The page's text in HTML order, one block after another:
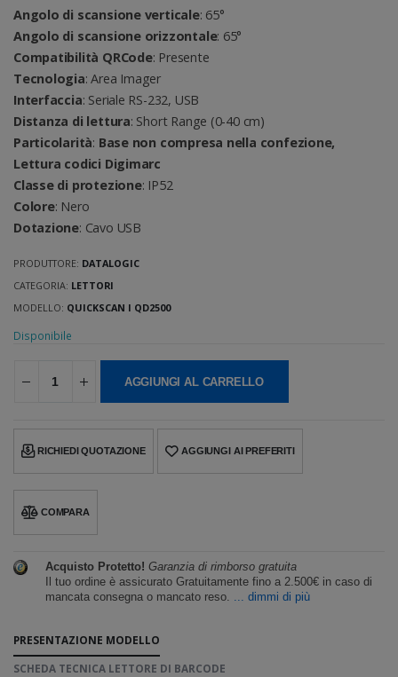
Angolo di scansione verticale: 65°
Angolo di scansione orizzontale: 65°
Compatibilità QRCode: Presente
Tecnologia: Area Imager
Interfaccia: Seriale RS-232, USB
Distanza di lettura: Short Range (0-40 cm)
Particolarità: Base non compresa nella confezione,
Lettura codici Digimarc
Classe di protezione: IP52
Colore: Nero
Dotazione: Cavo USB
PRODUTTORE: DATALOGIC
CATEGORIA: LETTORI
MODELLO: QUICKSCAN I QD2500
Disponibile
AGGIUNGI AL CARRELLO
RICHIEDI QUOTAZIONE AGGIUNGI AI PREFERITI
COMPARA
Acquisto Protetto! Garanzia di rimborso gratuita
Il tuo ordine è assicurato Gratuitamente fino a 2.500€ in caso di
mancata consegna o mancato reso. ... dimmi di più
PRESENTAZIONE MODELLO
SCHEDA TECNICA LETTORE DI BARCODE